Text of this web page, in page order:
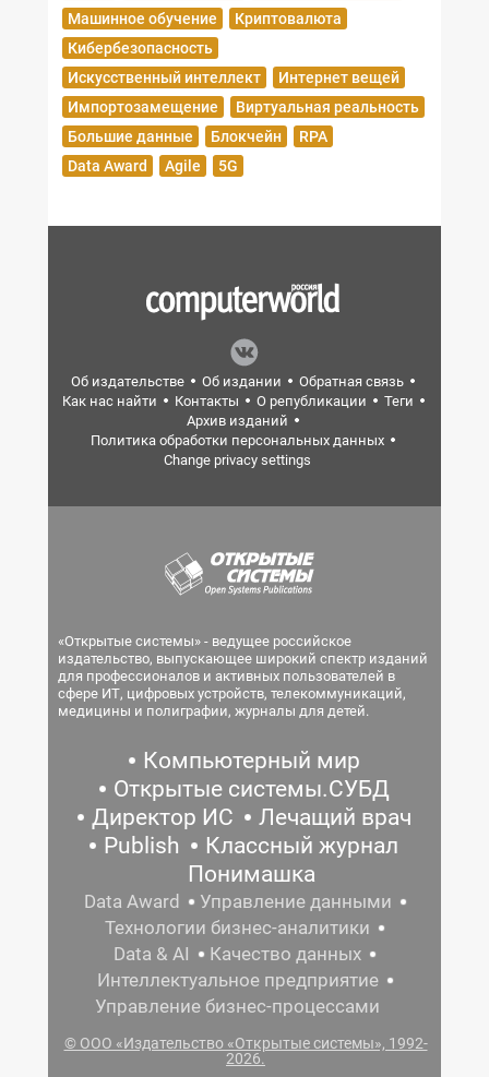
Машинное обучение
Криптовалюта
Кибербезопасность
Искусственный интеллект
Интернет вещей
Импортозамещение
Виртуальная реальность
Большие данные
Блокчейн
RPA
Data Award
Agile 5G
Об издательстве Об издании
Обратная связь
Как нас найти
Контакты О републикации
Теги
Архив изданий
Политика обработки персональных данных
Change privacy settings
«Открытые системы» - ведущее российское
издательство, выпускающее широкий спектр изданий
для профессионалов и активных пользователей в
сфере ИТ, цифровых устройств, телекоммуникаций,
медицины и полиграфии, журналы для детей.
Компьютерный мир
Открытые системы.СУБД
Директор ИС
Лечащий врач
Publish
Классный журнал
Понимашка
Data Award
Управление данными
Технологии бизнес-аналитики
Data & AI
Качество данных
Интеллектуальное предприятие
Управление бизнес-процессами
© ООО «Издательство «Открытые системы», 1992-
2026.